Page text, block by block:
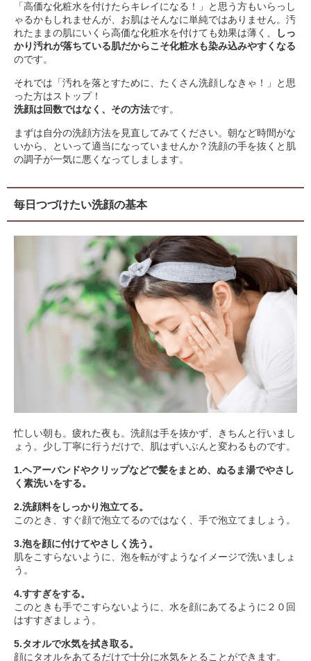
「高価な化粧水を付けたらキレイになる！」と思う方もいらっし
ゃるかもしれませんが、お肌はそんなに単純ではありません。汚
れたままの肌にいくら高価な化粧水を付けても効果は薄く、
しっ
かり汚れが落ちている肌だからこそ化粧水も染み込みやすくなる
のです。
それでは「汚れを落とすために、たくさん洗顔しなきゃ！」と思
った方はストップ！
洗顔は回数ではなく、その方法です。
まずは自分の洗顔方法を見直してみてください。朝など時間がな
いから、といって適当になっていませんか？洗顔の手を抜くと肌
の調子が一気に悪くなってしまします。
毎日つづけたい洗顔の基本
忙しい朝も。疲れた夜も。洗顔は手を抜かず、きちんと行いまし
ょう。少し丁寧に行うだけで、肌はずいぶんと変わるものです。
1.ヘアーバンドやクリップなどで髪をまとめ、ぬるま湯でやさし
く素洗いをする。
2.洗顔料をしっかり泡立てる。
このとき、すぐ顔で泡立てるのではなく、手で泡立てましょう。
3.泡を顔に付けてやさしく洗う。
肌をこすらないように、泡を転がすようなイメージで洗いましょ
う。
4.すすぎをする。
このときも手でこすらないように、水を顔にあてるように２０回
はすすぎましょう。
5.タオルで水気を拭き取る。
顔にタオルをあてるだけで十分に水気をとることができます。